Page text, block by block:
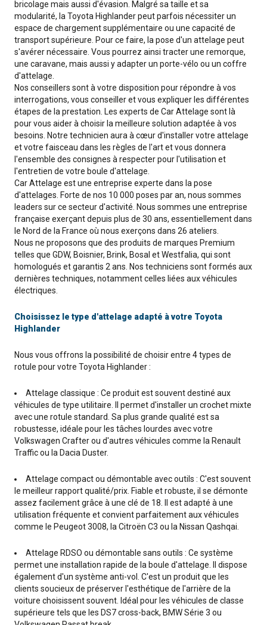
bricolage mais aussi d'évasion. Malgré sa taille et sa
modularité, la Toyota Highlander peut parfois nécessiter un
espace de chargement supplémentaire ou une capacité de
transport supérieure. Pour ce faire, la pose d'un attelage peut
s'avérer nécessaire. Vous pourrez ainsi tracter une remorque,
une caravane, mais aussi y adapter un porte-vélo ou un coffre
d'attelage.
Nos conseillers sont à votre disposition pour répondre à vos
interrogations, vous conseiller et vous expliquer les différentes
étapes de la prestation. Les experts de Car Attelage sont là
pour vous aider à choisir la meilleure solution adaptée à vos
besoins. Notre technicien aura à cœur d'installer votre attelage
et votre faisceau dans les règles de l'art et vous donnera
l'ensemble des consignes à respecter pour l'utilisation et
l'entretien de votre boule d'attelage.
Car Attelage est une entreprise experte dans la pose
d'attelages. Forte de nos 10 000 poses par an, nous sommes
leaders sur ce secteur d'activité. Nous sommes une entreprise
française exerçant depuis plus de 30 ans, essentiellement dans
le Nord de la France où nous exerçons dans 26 ateliers.
Nous ne proposons que des produits de marques Premium
telles que GDW, Boisnier, Brink, Bosal et Westfalia, qui sont
homologués et garantis 2 ans. Nos techniciens sont formés aux
dernières techniques, notamment celles liées aux véhicules
électriques.
Choisissez le type d'attelage adapté à votre Toyota
Highlander
Nous vous offrons la possibilité de choisir entre 4 types de
rotule pour votre Toyota Highlander :
Attelage classique : Ce produit est souvent destiné aux
véhicules de type utilitaire. Il permet d'installer un crochet mixte
avec une rotule standard. Sa plus grande qualité est sa
robustesse, idéale pour les tâches lourdes avec votre
Volkswagen Crafter ou d'autres véhicules comme la Renault
Traffic ou la Dacia Duster.
Attelage compact ou démontable avec outils : C'est souvent
le meilleur rapport qualité/prix. Fiable et robuste, il se démonte
assez facilement grâce à une clé de 18. Il est adapté à une
utilisation fréquente et convient parfaitement aux véhicules
comme le Peugeot 3008, la Citroën C3 ou la Nissan Qashqai.
Attelage RDSO ou démontable sans outils : Ce système
permet une installation rapide de la boule d'attelage. Il dispose
également d'un système anti-vol. C'est un produit que les
clients soucieux de préserver l'esthétique de l'arrière de la
voiture choisissent souvent. Idéal pour les véhicules de classe
supérieure tels que les DS7 cross-back, BMW Série 3 ou